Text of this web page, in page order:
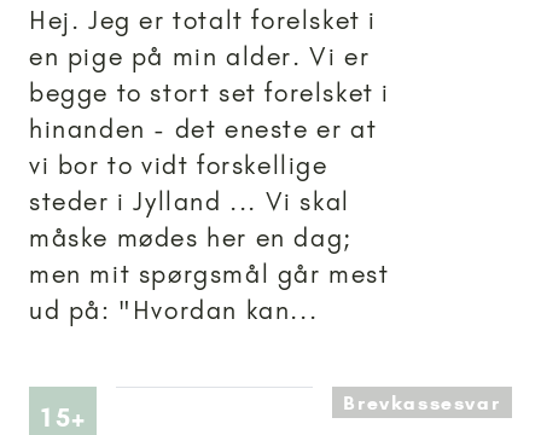
Hej. Jeg er totalt forelsket i
en pige på min alder. Vi er
begge to stort set forelsket i
hinanden - det eneste er at
vi bor to vidt forskellige
steder i Jylland ... Vi skal
måske mødes her en dag;
men mit spørgsmål går mest
ud på: "Hvordan kan...
15+ Artikler anbefalet til 15+Brevkassesvar